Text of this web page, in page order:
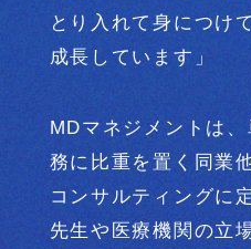
とり入れて身につけ
成長しています」
MDマネジメントは
務に比重を置く 同業
コンサルティングに
先生や医療機関の立